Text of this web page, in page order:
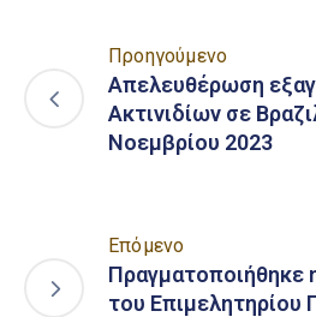
Προηγούμενο
Απελευθέρωση
Ακτινιδίων σε
Νοεμβρίου 2023
Επόμενο
Πραγματοποιήθηκε
του Επιμελητηρίου